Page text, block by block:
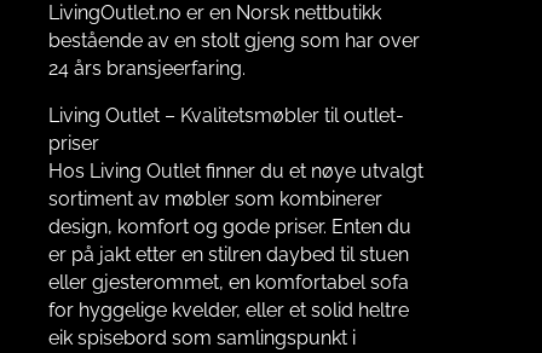
LivingOutlet.no er en Norsk nettbutikk
bestående av en stolt gjeng som har over
24 års bransjeerfaring.
Living Outlet – Kvalitetsmøbler til outlet-
priser
Hos Living Outlet finner du et nøye utvalgt
sortiment av møbler som kombinerer
design, komfort og gode priser. Enten du
er på jakt etter en stilren daybed til stuen
eller gjesterommet, en komfortabel sofa
for hyggelige kvelder, eller et solid heltre
eik spisebord som samlingspunkt i